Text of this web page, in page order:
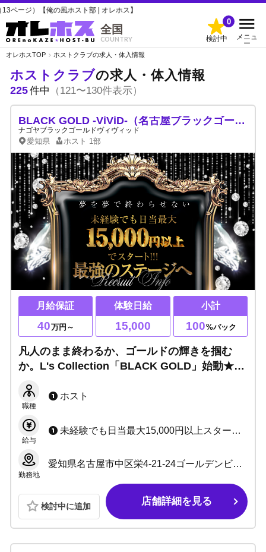
の風ホスト部 | オレホス】
全国
COUNTRY 検討中
0
メニュ
ー
オレホスTOP ホストクラブの求人・体入情報
ホストクラブの求人・体入情報
225件中 （121〜130件表示）
BLACK GOLD -ViViD-（名古屋ブラックゴールドヴィヴィッド）
ナゴヤブラックゴールドヴィヴィッド
愛知県 ホスト 1部
月給保証
40万円～
体験日給
15,000
小計
100%バック
凡人のまま終わるか、ゴールドの輝きを掴む
か。L's Collection「BLACK GOLD」始動★小
サポート！
職種
ホスト
給与
未経験でも日当最大15,000円以上スタート！ ★初月から高日当＋安心保証 経験者は優遇スタート可能 ★今だけ日当保証UP＋入店祝金プレゼント
勤務地
愛知県名古屋市中区栄4-21-24ゴールデンビルB1F
検討中に追加 店舗詳細を見る